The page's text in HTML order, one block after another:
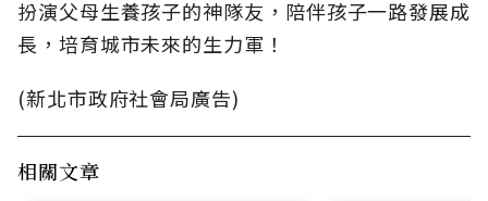
扮演父母生養孩子的神隊友，陪伴孩子一路發展成
長，培育城市未來的生力軍！
(新北市政府社會局廣告)
相關文章